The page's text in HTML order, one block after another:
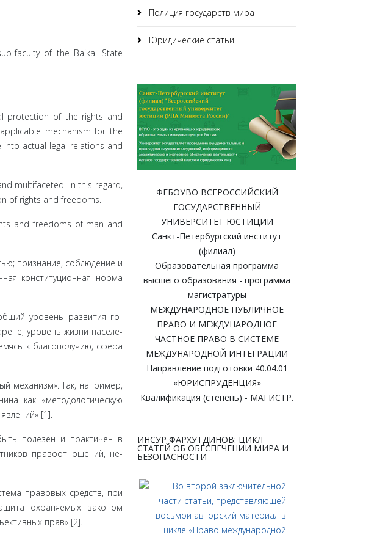
faculty of the Baikal State
protection of the rights and
mechanism for the
actual legal relations and
multifaceted. In this regard,
of rights and freedoms.
and freedoms of man and
признание, соблюде­ние и
конституционная норма
уровень развития го­
уровень жизни населе­
к благополучию, сфера
механизм». Так, например,
как «ме­тодологическую
[1].
полезен и практичен в
правоотношений, не­
правовых средств, при
охраняемых законом
прав» [2].
Полиция государств мира
Юридические статьи
ФГБОУВО ВСЕРОССИЙСКИЙ
ГОСУДАРСТВЕННЫЙ
УНИВЕРСИТЕТ ЮСТИЦИИ
Санкт-Петербургский институт
(филиал)
Образовательная программа
высшего образования - программа
магистратуры
МЕЖДУНАРОДНОЕ ПУБЛИЧНОЕ
ПРАВО И МЕЖДУНАРОДНОЕ
ЧАСТНОЕ ПРАВО В СИСТЕМЕ
МЕЖДУНАРОДНОЙ ИНТЕГРАЦИИ
Направление подготовки 40.04.01
«ЮРИСПРУДЕНЦИЯ»
Квалификация (степень) - МАГИСТР.
ИНСУР ФАРХУТДИНОВ: ЦИКЛ
СТАТЕЙ ОБ ОБЕСПЕЧЕНИИ МИРА И
БЕЗОПАСНОСТИ